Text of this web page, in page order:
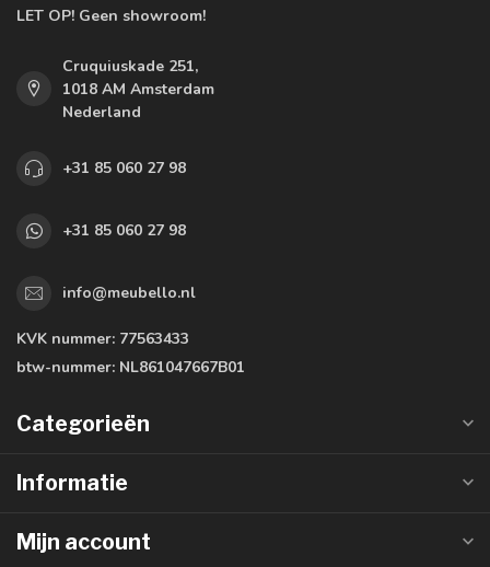
LET OP! Geen showroom!
Cruquiuskade 251,
1018 AM Amsterdam
Nederland
+31 85 060 27 98
+31 85 060 27 98
info@meubello.nl
KVK nummer: 77563433
btw-nummer: NL861047667B01
Categorieën
Informatie
Mijn account